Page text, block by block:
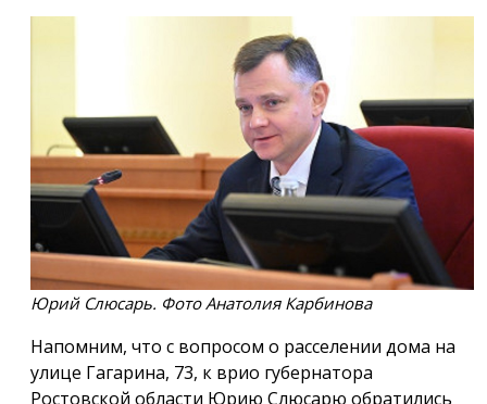
Юрий Слюсарь. Фото Анатолия Карбинова
Напомним, что с вопросом о расселении дома на
улице Гагарина, 73, к врио губернатора
Ростовской области Юрию Слюсарю обратились